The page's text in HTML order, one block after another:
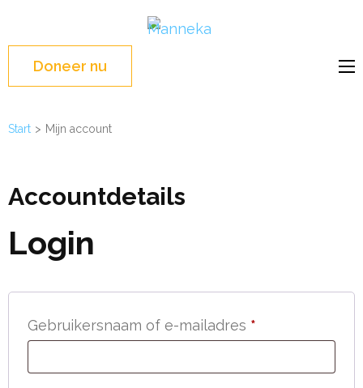
Doneer nu
Start > Mijn account
Accountdetails
Login
Gebruikersnaam of e-mailadres *